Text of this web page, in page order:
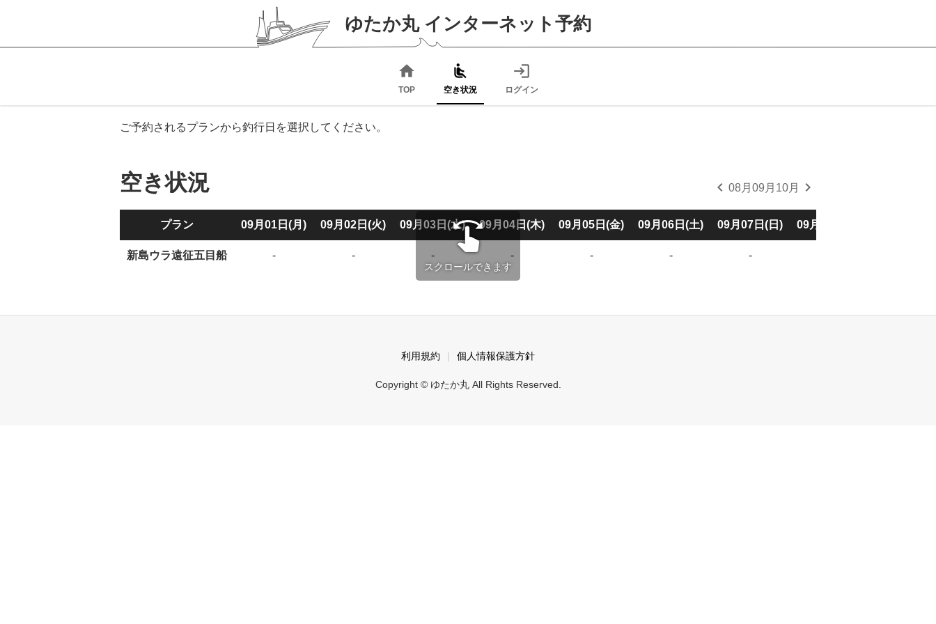
ゆたか丸 インターネット予約
home
TOP
airline_seat_recline_normal
空き状況
login
ログイン
ご予約されるプランから釣行日を選択してください。
空き状況 chevron_left 08月 09月 10月 chevron_right
プラン 09月01日(月) 09月02日(火) 09月03日(水) 09月04日(木) 09月05日(金) 09月06日(土) 09月07日(日) 09月08日(月)
新島ウラ遠征五目船 - - - - - - -
swipe
スクロールできます
利用規約 個人情報保護方針
Copyright © ゆたか丸 All Rights Reserved.